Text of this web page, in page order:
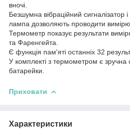
вночі.
Безшумна вібраційний сигналізатор
лампа дозволяють проводити
Термометр показує результати
та Фаренгейта.
Є функція пам'яті останніх 32
У комплекті з термометром є зручна
батарейки.
Приховати
Характеристики